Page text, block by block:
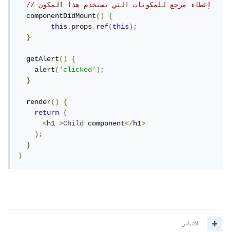
// إعطاء مرجع للمكونات التي تستخدم هذا المكون
  componentDidMount
()
{
this.props.ref(this);
}
  getAlert
()
{
    alert
('clicked');
}
  render
()
{
return
(
<h1 >Child component</h1>
);
}
}
اقتباس